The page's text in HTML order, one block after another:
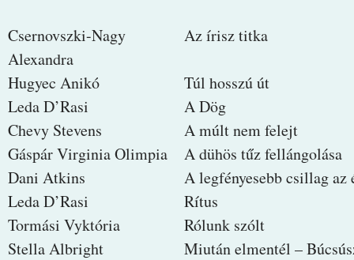
Csernovszki-Nagy
Alexandra
Az írisz titka
Hugyec Anikó
Túl hosszú út
Leda D’Rasi
A Dög
Chevy Stevens
A múlt nem felejt
Gáspár Virginia Olimpia
A dühös tűz fellángolása
Dani Atkins
A legfényesebb csillag az
Leda D’Rasi
Rítus
Tormási Vyktória
Rólunk szólt
Stella Albright
Miután elmentél –